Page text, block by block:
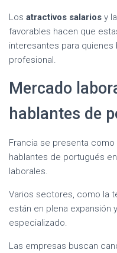
Los atractivos salarios y
favorables hacen que
interesantes para quienes
profesional.
Mercado
hablantes de
Francia se presenta
hablantes de portugués
laborales.
Varios sectores, como la
están en plena expansión
especializado.
Las empresas buscan